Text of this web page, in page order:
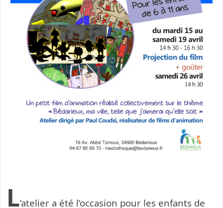
L’atelier a été l’occasion pour les enfants de